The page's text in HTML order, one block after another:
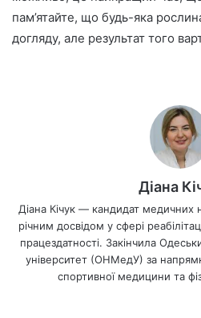
пам’ятайте, що будь-яка
догляду, але результат того
Діана
Діана Кічук — кандидат медичних
річним досвідом у сфері
працездатності. Закінчила
університет (ОНМедУ) за
спортивної медицини та